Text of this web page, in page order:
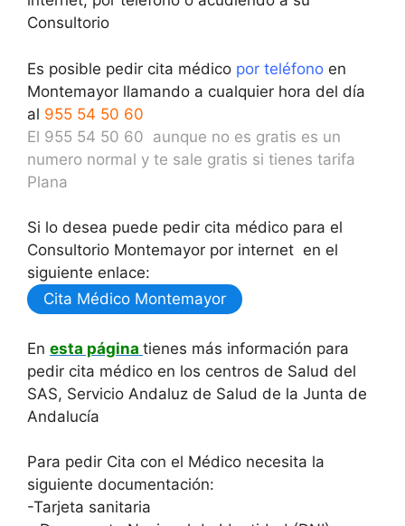
Consultorio
Es posible pedir cita médico por teléfono en
Montemayor llamando a cualquier hora del día
al 955 54 50 60
El 955 54 50 60 aunque no es gratis es un
numero normal y te sale gratis si tienes tarifa
Plana
Si lo desea puede pedir cita médico para el
Consultorio Montemayor por internet en el
siguiente enlace:
Cita Médico Montemayor
En esta página tienes más información para
pedir cita médico en los centros de Salud del
SAS, Servicio Andaluz de Salud de la Junta de
Andalucía
Para pedir Cita con el Médico necesita la
siguiente documentación:
-Tarjeta sanitaria